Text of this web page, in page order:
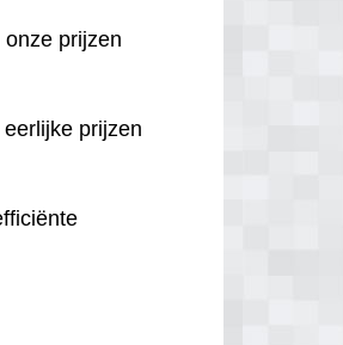
prijzen
prijzen